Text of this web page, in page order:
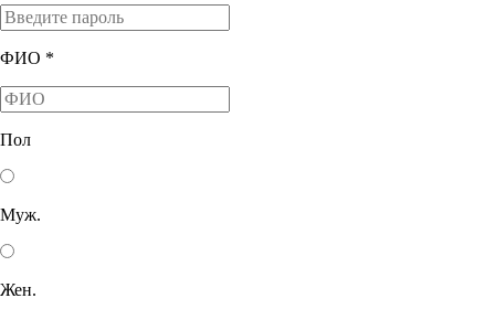
ФИО *
Пол
Муж.
Жен.